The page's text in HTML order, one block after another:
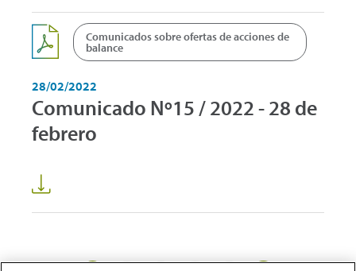
Comunicados sobre ofertas de acciones de
balance
28/02/2022
Comunicado Nº15 / 2022 - 28 de
febrero